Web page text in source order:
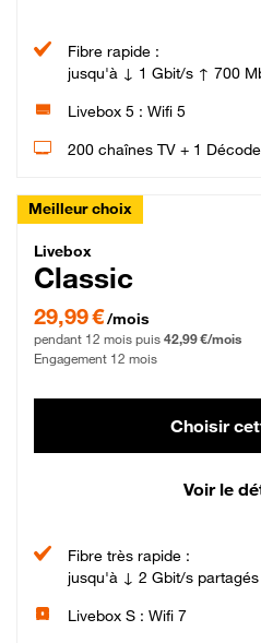
Fibre rapide :
jusqu'à ↓ 1 Gbit/s ↑ 700
Livebox 5 : Wifi 5
200 chaînes TV + 1
Meilleur choix
Livebox Classic
Livebox
Classic
29,99 € par mois pendant 12 mois
29,99 €/mois
pendant 12 mois puis 42,99 €/mois
Engagement 12 mois
Choisir
Voir le
Fibre très rapide :
jusqu'à ↓ 2 Gbit/s
Livebox S : Wifi 7